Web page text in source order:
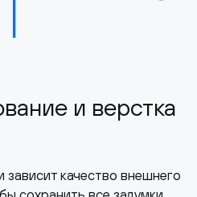
и верстка
качество внешнего